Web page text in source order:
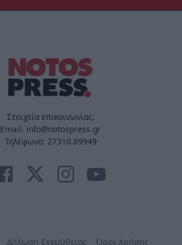
Στοιχεία επικοινωνίας:
Email. info@notospress.gr
Τηλέφωνο: 27310.89949
Δήλωση Εχεμύθειας Όροι Χρήσης